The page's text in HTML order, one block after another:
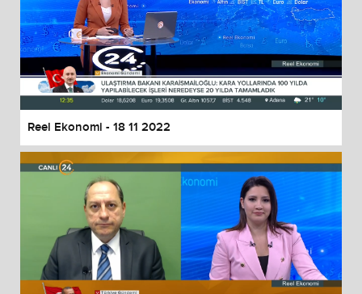
Reel Ekonomi - 18 11 2022